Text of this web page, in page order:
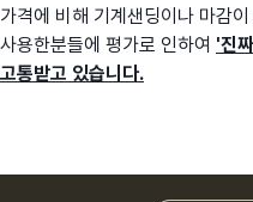
가격에 비해 기계샌딩이나 마감
사용한분들에 평가로 인하여 '진
고통받고 있습니다.